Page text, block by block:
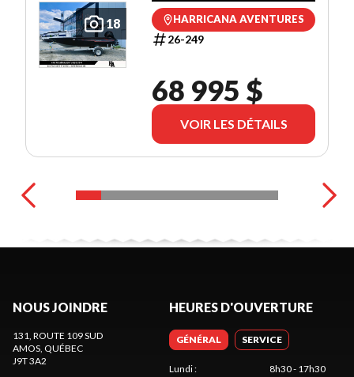
18 HARRICANA AVENTURES
26-249
68 995 $
VOIR LES DÉTAILS
NOUS JOINDRE
131, ROUTE 109 SUD
AMOS, QUÉBEC
J9T 3A2
HEURES D'OUVERTURE
GÉNÉRAL SERVICE
Lundi:
8h30 - 17h30